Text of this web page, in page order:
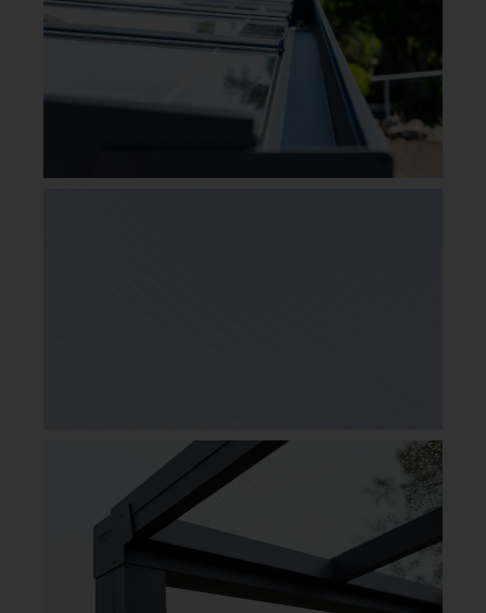
GOP TERRACE ALTANTAK
gop Terrace är ett exklusivt terrasstak med en modern
design och genomtänkt funktion. Den stilrena och